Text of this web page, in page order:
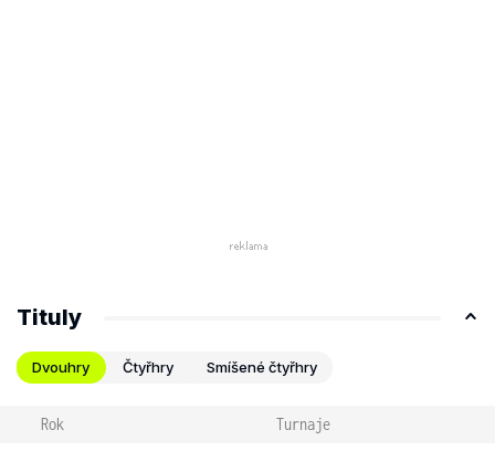
Tituly
Dvouhry Čtyřhry Smíšené čtyřhry
Rok Turnaje